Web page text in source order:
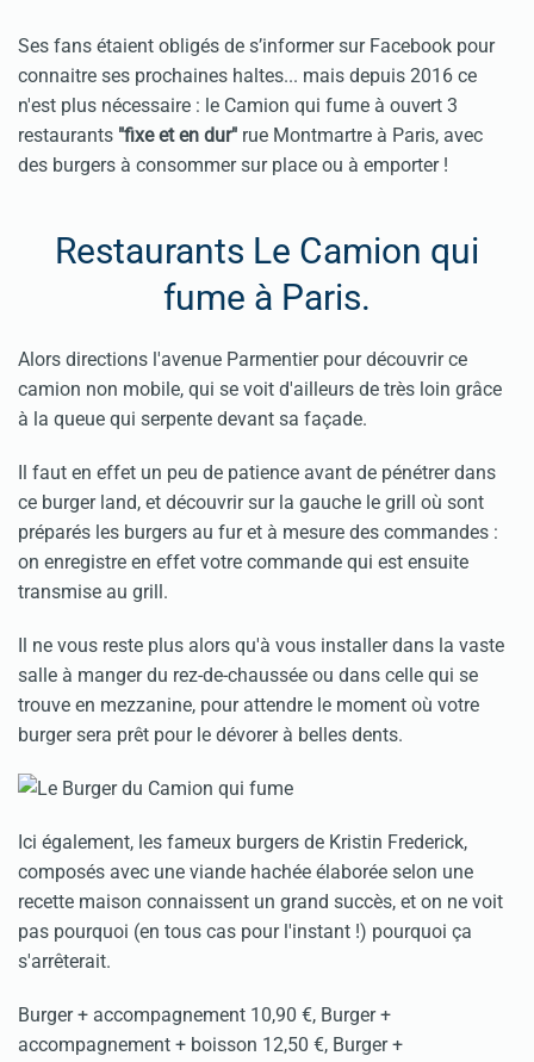
Ses fans étaient obligés de s’informer sur Facebook pour
connaitre ses prochaines haltes... mais depuis 2016 ce
n'est plus nécessaire : le Camion qui fume à ouvert 3
restaurants "fixe et en dur" rue Montmartre à Paris, avec
des burgers à consommer sur place ou à emporter !
Restaurants Le Camion qui
fume à Paris.
Alors directions l'avenue Parmentier pour découvrir ce
camion non mobile, qui se voit d'ailleurs de très loin grâce
à la queue qui serpente devant sa façade.
Il faut en effet un peu de patience avant de pénétrer dans
ce burger land, et découvrir sur la gauche le grill où sont
préparés les burgers au fur et à mesure des commandes :
on enregistre en effet votre commande qui est ensuite
transmise au grill.
Il ne vous reste plus alors qu'à vous installer dans la vaste
salle à manger du rez-de-chaussée ou dans celle qui se
trouve en mezzanine, pour attendre le moment où votre
burger sera prêt pour le dévorer à belles dents.
Ici également, les fameux burgers de Kristin Frederick,
composés avec une viande hachée élaborée selon une
recette maison connaissent un grand succès, et on ne voit
pas pourquoi (en tous cas pour l'instant !) pourquoi ça
s'arrêterait.
Burger + accompagnement 10,90 €, Burger +
accompagnement + boisson 12,50 €, Burger +